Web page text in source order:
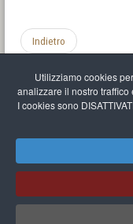
Utilizziamo cookies
analizzare il nostro
I cookies sono
Indietro
Quai Séverine Résidence